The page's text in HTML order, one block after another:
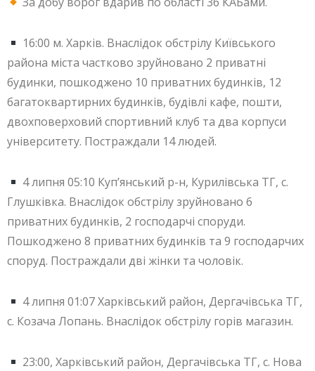
16:00 м. Харків. Внаслідок обстрілу Київського
района міста частково зруйновано 2 приватні
будинки, пошкоджено 10 приватних будинків, 12
багатоквартирних будинків, будівлі кафе, пошти,
двохповерховий спортивний клуб та два корпуси
університету. Постраждали 14 людей.
4 липня 05:10 Куп’янський р-н, Курилівська ТГ, с.
Глушківка. Внаслідок обстрілу зруйновано 6
приватних будинків, 2 господарчі споруди.
Пошкоджено 8 приватних будинків та 9 господарчих
споруд. Постраждали дві жінки та чоловік.
4 липня 01:07 Харківський район, Дергачівська ТГ,
с. Козача Лопань. Внаслідок обстрілу горів магазин.
23:00, Харківський район, Дергачівська ТГ, с. Нова